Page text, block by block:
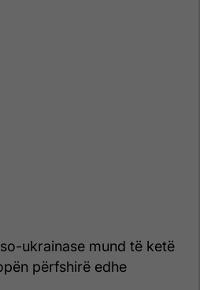
ukrainase mund të ketë
përfshirë edhe